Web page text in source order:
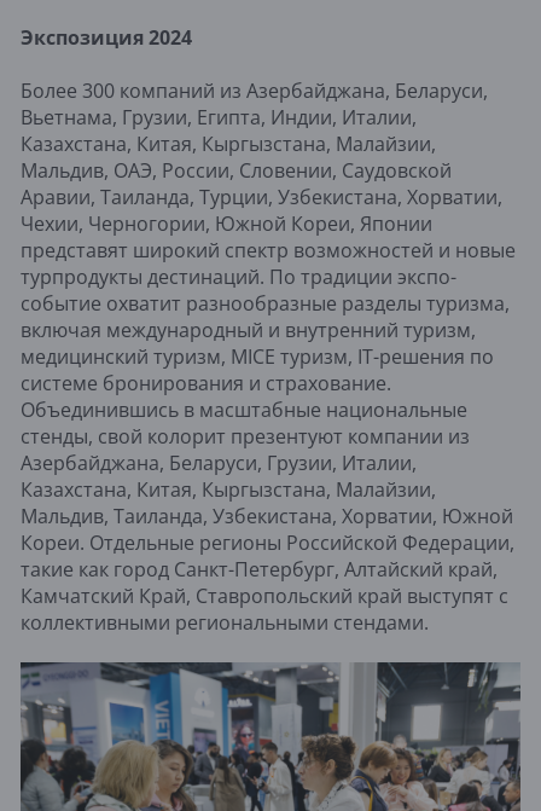
Экспозиция 2024
Более 300 компаний из Азeрбайджана, Бeларуси,
Вьeтнама, Грузии, Египта, Индии, Италии,
Казахстана, Китая, Кыргызстана, Малайзии,
Мальдив, ОАЭ, России, Словении, Саудовской
Аравии, Таиланда, Турции, Узбeкистана, Хорватии,
Чeхии, Черногории, Южной Корeи, Японии
представят широкий спектр возможностей и новые
турпродукты дестинаций. По традиции экспо-
событие охватит разнообразные разделы туризма,
включая международный и внутренний туризм,
медицинский туризм, MICE туризм, IT-решения по
системе бронирования и страхование.
Объединившись в масштабные национальные
стенды, свой колорит презентуют компании из
Азeрбайджана, Бeларуси, Грузии, Италии,
Казахстана, Китая, Кыргызстана, Малайзии,
Мальдив, Таиланда, Узбeкистана, Хорватии, Южной
Корeи. Отдельные регионы Российской Федерации,
такие как город Санкт-Петербург, Алтайский край,
Камчатский Край, Ставропольский край выступят с
коллективными региональными стендами.